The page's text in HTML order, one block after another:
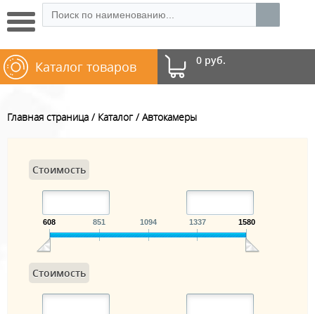
0 руб.
Каталог товаров
Главная страница Каталог Автокамеры
Стоимость
608 851 1094 1337 1580
Стоимость